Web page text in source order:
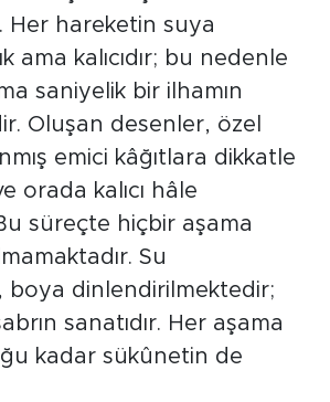
Her hareketin suya
ama kalıcıdır; bu nedenle
saniyelik bir ilhamın
Oluşan desenler, özel
emici kâğıtlara dikkatle
orada kalıcı hâle
süreçte hiçbir aşama
Su
boya dinlendirilmektedir;
sanatıdır. Her aşama
kadar sükûnetin de